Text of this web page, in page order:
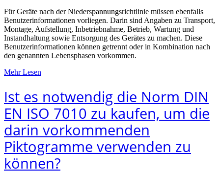
Für Geräte nach der Niederspannungsrichtlinie müssen ebenfalls
Benutzerinformationen vorliegen. Darin sind Angaben zu Transport,
Montage, Aufstellung, Inbetriebnahme, Betrieb, Wartung und
Instandhaltung sowie Entsorgung des Gerätes zu machen. Diese
Benutzerinformationen können getrennt oder in Kombination nach
den genannten Lebensphasen vorkommen.
Mehr Lesen
Ist es notwendig die Norm DIN
EN ISO 7010 zu kaufen, um die
darin vorkommenden
Piktogramme verwenden zu
können?